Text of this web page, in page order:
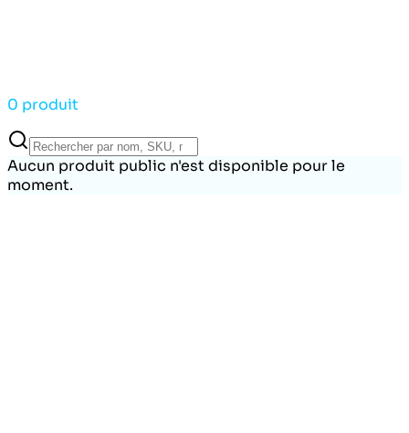
0 produit
Aucun produit public n'est disponible pour le
moment.